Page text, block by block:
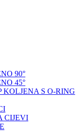
90°
45°
KOLJENA S O-RING
CIJEVI